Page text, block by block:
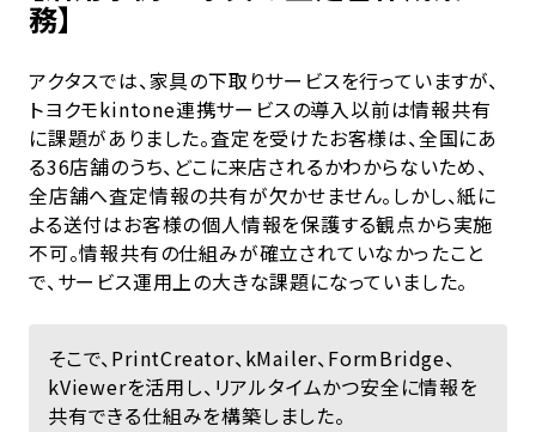
務】
アクタスでは、家具の下取りサービスを行っていますが、
トヨクモkintone連携サービスの導入以前は情報共有
に課題がありました。査定を受けたお客様は、全国にあ
る36店舗のうち、どこに来店されるかわからないため、
全店舗へ査定情報の共有が欠かせません。しかし、紙に
よる送付はお客様の個人情報を保護する観点から実施
不可。情報共有の仕組みが確立されていなかったこと
で、サービス運用上の大きな課題になっていました。
そこで、PrintCreator、kMailer、FormBridge、
kViewerを活用し、リアルタイムかつ安全に情報を
共有できる仕組みを構築しました。